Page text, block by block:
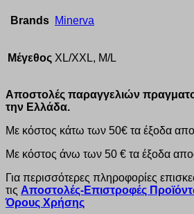
Brands Minerva
Μέγεθος XL/XXL, M/L
Αποστολές παραγγελιών
την Ελλάδα.
Με κόστος κάτω των 50€ τα έξοδα
Με κόστος άνω των 50 € τα έξοδα
Για περισσότερες πληροφορίες
τις Αποστολές-Επιστροφές
Όρους Χρήσης